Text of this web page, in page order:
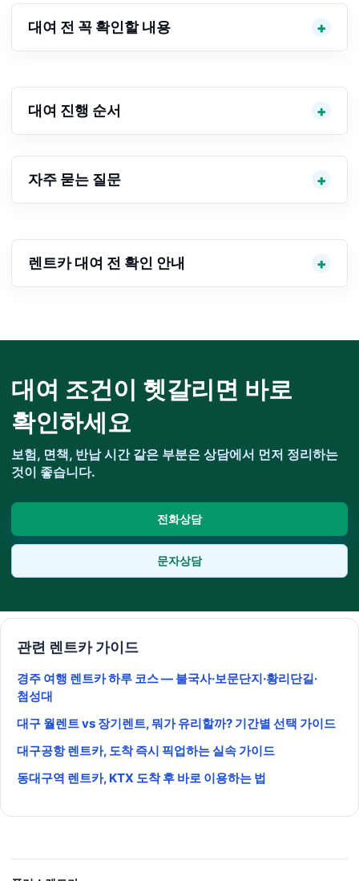
대여 전 꼭 확인할 내용
대여 진행 순서
자주 묻는 질문
렌트카 대여 전 확인 안내
대여 조건이 헷갈리면 바로
확인하세요
보험, 면책, 반납 시간 같은 부분은 상담에서 먼저 정리하는
것이 좋습니다.
전화상담
문자상담
관련 렌트카 가이드
경주 여행 렌트카 하루 코스 — 불국사·보문단지·황리단길·
첨성대
대구 월렌트 vs 장기렌트, 뭐가 유리할까? 기간별 선택 가이드
대구공항 렌트카, 도착 즉시 픽업하는 실속 가이드
동대구역 렌트카, KTX 도착 후 바로 이용하는 법